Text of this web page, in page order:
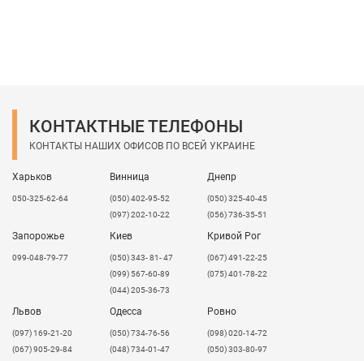
КОНТАКТНЫЕ ТЕЛЕФОНЫ
КОНТАКТЫ НАШИХ ОФИСОВ ПО ВСЕЙ УКРАИНЕ
Харьков
050-325-62-64
Винница
(050) 402-95-52
(097) 202-10-22
Днепр
(050) 325-40-45
(056) 736-35-51
Запорожье
099-048-79-77
Киев
(050) 343- 81- 47
(099) 567-60-89
(044) 205-36-73
Кривой Рог
(067) 491-22-25
(075) 401-78-22
Львов
​(097) 169-21-20
(067) 905-29-84
Одесса
(050) 734-76-56
(048) 734-01-47
Ровно
(098) 020-14-72
(050) 303-80-97